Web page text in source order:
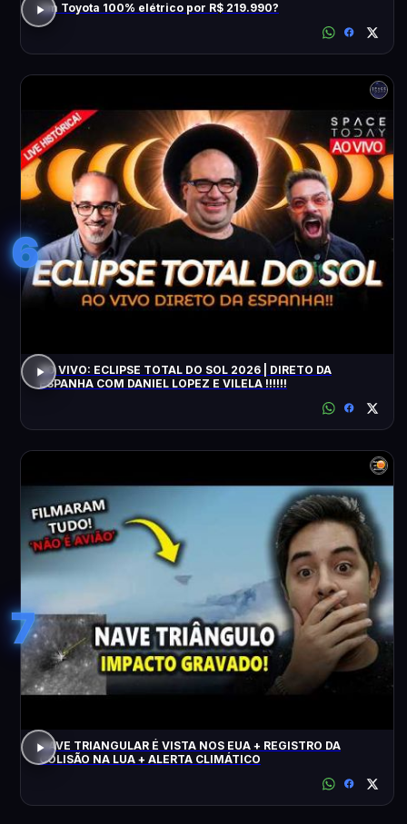
Um Toyota 100% elétrico por R$ 219.990?
6
AO VIVO: ECLIPSE TOTAL DO SOL 2026 | DIRETO DA
ESPANHA COM DANIEL LOPEZ E VILELA !!!!!!
7
NAVE TRIANGULAR É VISTA NOS EUA + REGISTRO DA
COLISÃO NA LUA + ALERTA CLIMÁTICO